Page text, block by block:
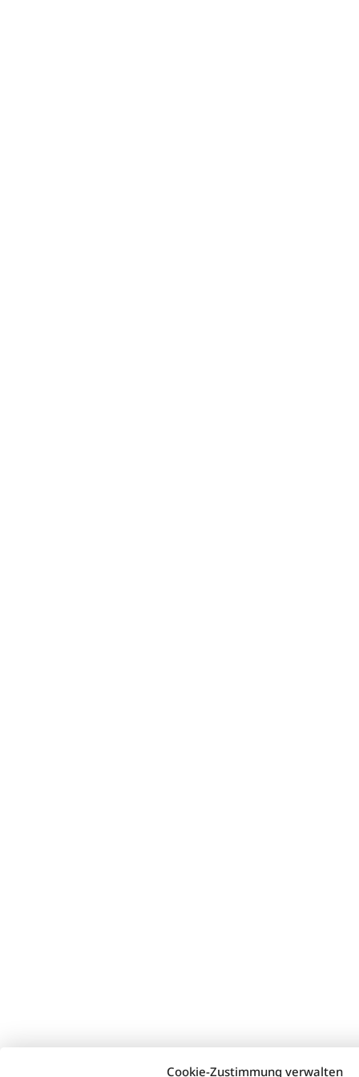
Cookie-Zustimmung verwalten